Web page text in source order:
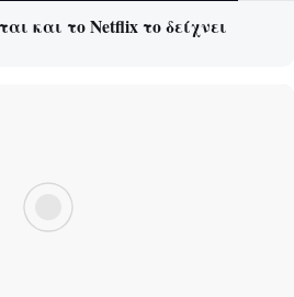
και το Netflix το δείχνει